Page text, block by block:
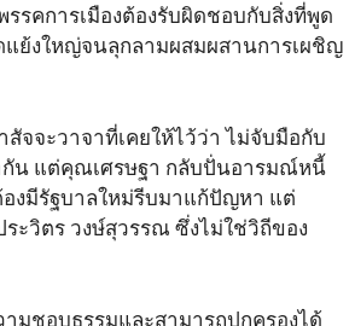
รคการเมืองต้องรับผิดชอบกับสิ่งที่พูด
ย้งใหญ่จนลุกลามผสมผสานการเผชิญ
จจะวาจาที่เคยให้ไว้ว่า ไม่จับมือกับ
น แต่คุณเศรษฐา กลับปั่นอารมณ์หนี้
งมีรัฐบาลใหม่รีบมาแก้ปัญหา แต่
ะวิตร วงษ์สุวรรณ ซึ่งไม่ใช่วิถีของ
มชอบธรรมและสามารถปกครองได้